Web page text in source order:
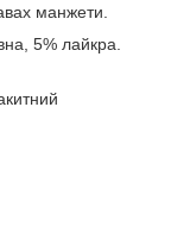
манжети.
5% лайкра.